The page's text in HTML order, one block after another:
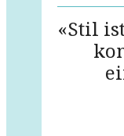
«Stil